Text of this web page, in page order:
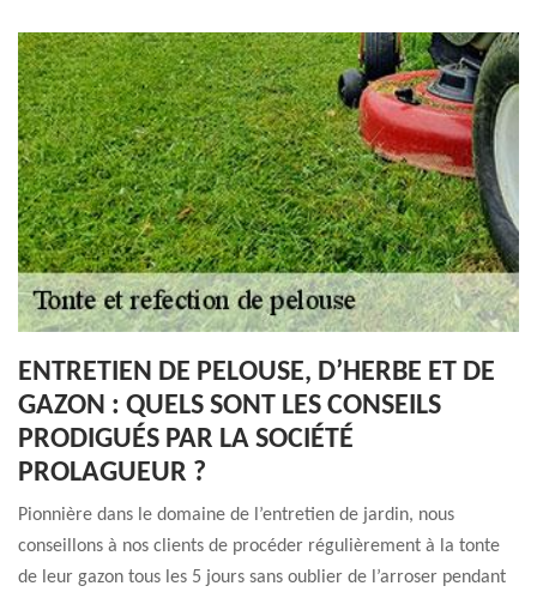
ENTRETIEN DE PELOUSE, D’HERBE ET DE
GAZON : QUELS SONT LES CONSEILS
PRODIGUÉS PAR LA SOCIÉTÉ
PROLAGUEUR ?
Pionnière dans le domaine de l’entretien de jardin, nous
conseillons à nos clients de procéder régulièrement à la tonte
de leur gazon tous les 5 jours sans oublier de l’arroser pendant